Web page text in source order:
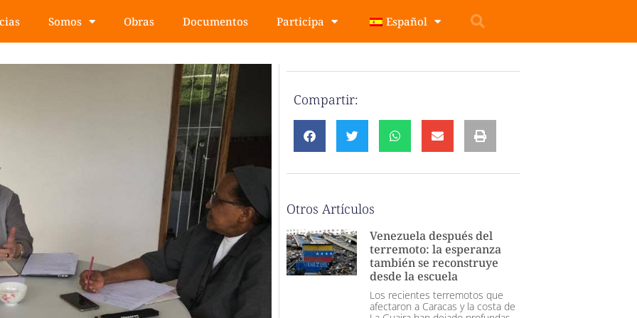
Somos Obras Documentos Participa Español
Compartir:
Otros Artículos
Venezuela después del
terremoto: la esperanza
también se reconstruye
desde la escuela
Los recientes terremotos que
afectaron a Caracas y la costa de